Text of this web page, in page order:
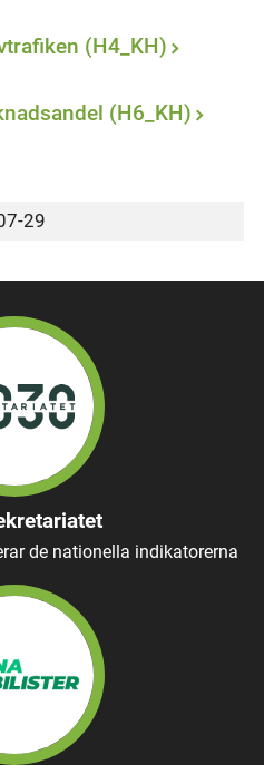
(H4_KH)
(H6_KH)
29
de nationella indikatorerna